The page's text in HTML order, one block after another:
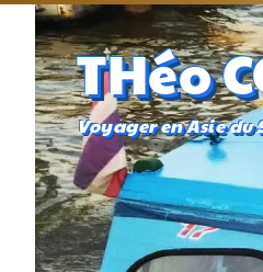
THéo
Voyager en Asie du